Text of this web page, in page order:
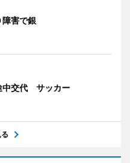
障害で銀
中交代 サッカー